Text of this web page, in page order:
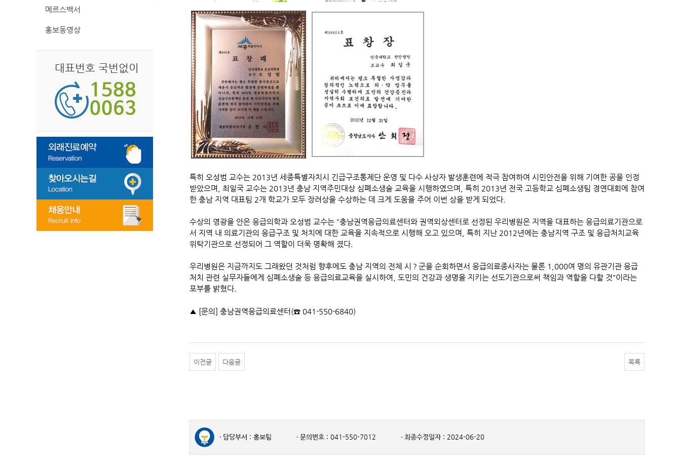
메르스백서
홍보동영상
대표번호 국번없이
특히 오성범 교수는 2013년 세종특별자치시 긴급구조통제단 운영 및 다수 사상자 발생훈련에 적극 참여하여 시민안전을 위해 기여한 공을 인정
받았으며, 최일국 교수는 2013년 충남 지역주민대상 심폐소생술 교육을 시행하였으며, 특히 2013년 전국 고등학교 심폐소생팀 경연대회에 참여
한 충남 지역 대표팀 2개 학교가 모두 장려상을 수상하는 데 크게 도움을 주어 이번 상을 받게 되었다.
수상의 영광을 안은 응급의학과 오성범 교수는 "충남권역응급의료센터와 권역외상센터로 선정된 우리병원은 지역을 대표하는 응급의료기관으로
서 지역 내 의료기관의 응급구조 및 처치에 대한 교육을 지속적으로 시행해 오고 있으며, 특히 지난 2012년에는 충남지역 구조 및 응급처치교육
위탁기관으로 선정되어 그 역할이 더욱 명확해 졌다.
우리병원은 지금까지도 그래왔던 것처럼 향후에도 충남 지역의 전체 시？군을 순회하면서 응급의료종사자는 물론 1,000여 명의 유관기관 응급
처치 관련 실무자들에게 심폐소생술 등 응급의료교육을 실시하여, 도민의 건강과 생명을 지키는 선도기관으로써 책임과 역할을 다할 것"이라는
포부를 밝혔다.
▲ [문의] 충남권역응급의료센터(☎ 041-550-6840)
이전글 다음글 목록
담당부서 : 홍보팀 문의번호 : 041-550-7012 최종수정일자 : 2024-06-20